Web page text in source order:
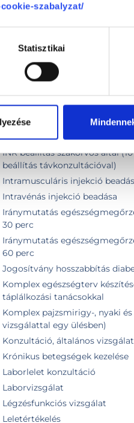
szabalyzat/
Statisztikai
Infúziós kezelés
Injekció adás
INR beállítás szakorvos által
beállítás távkonzultációval)
Intramusculáris injekció
Intravénás injekció beadása
Iránymutatás
30 perc
Iránymutatás
60 perc
Jogosítvány hosszabbítás
Komplex egészségterv
táplálkozási tanácsokkal
Komplex pajzsmirigy-, nyaki
vizsgálattal egy ülésben)
Konzultáció, általános vizsgálat
Krónikus betegségek kezelése
Laborlelet konzultáció
Laborvizsgálat
Légzésfunkciós vizsgálat
Leletértékelés